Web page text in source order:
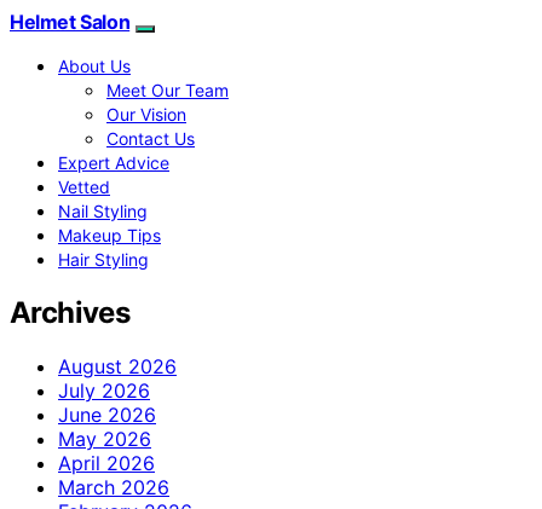
Helmet Salon
About Us
Meet Our Team
Our Vision
Contact Us
Expert Advice
Vetted
Nail Styling
Makeup Tips
Hair Styling
Archives
August 2026
July 2026
June 2026
May 2026
April 2026
March 2026